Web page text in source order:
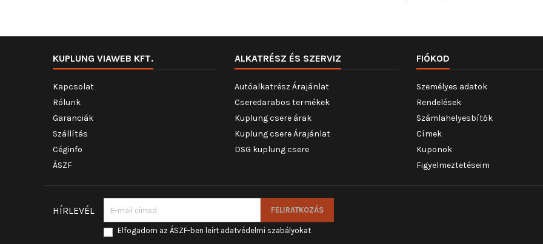
KUPLUNG VIAWEB KFT.
Kapcsolat
Rólunk
Garanciák
Szállítás
Céginfo
ÁSZF
ALKATRÉSZ ÉS SZERVIZ
Autóalkatrész Árajánlat
Cseredarabos termékek
Kuplung csere árak
Kuplung csere Árajánlat
DSG kuplung csere
FIÓKOD
Személyes adatok
Rendelések
Számlahelyesbítők
Címek
Kuponok
Figyelmeztetéseim
HÍRLEVÉL
Elfogadom az ÁSZF-ben leírt adatvédelmi szabályokat